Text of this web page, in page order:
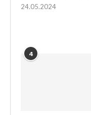
24.05.2024
4